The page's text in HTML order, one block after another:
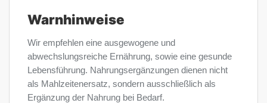
Warnhinweise
Wir empfehlen eine ausgewogene und
abwechslungsreiche Ernährung, sowie eine gesunde
Lebensführung. Nahrungsergänzungen dienen nicht
als Mahlzeitenersatz, sondern ausschließlich als
Ergänzung der Nahrung bei Bedarf.